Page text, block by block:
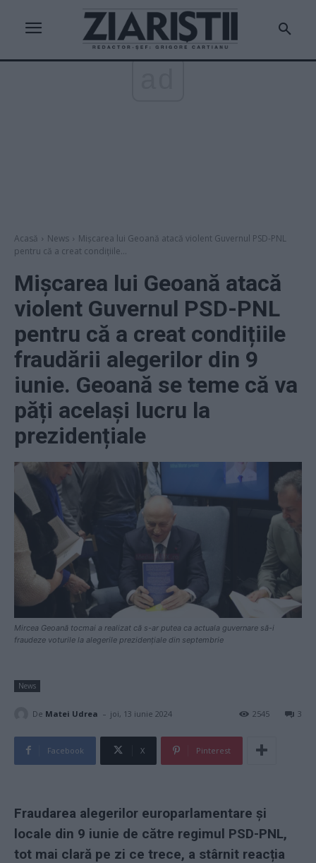
Acasă News
Mișcarea lui Geoană atacă violent Guvernul PSD-PNL
pentru că a creat condițiile...
Mișcarea lui Geoană atacă
violent Guvernul PSD-PNL
pentru că a creat condițiile
fraudării alegerilor din 9
iunie. Geoană se teme că va
păți același lucru la
prezidențiale
Mircea Geoană tocmai a realizat că s-ar putea ca actuala guvernare să-i
fraudeze voturile la alegerile prezidențiale din septembrie
News
De Matei Udrea - joi, 13 iunie 2024 3
2545
Facebook X Pinterest
Fraudarea alegerilor europarlamentare și
locale din 9 iunie de către regimul PSD-PNL,
tot mai clară pe zi ce trece, a stârnit reacția